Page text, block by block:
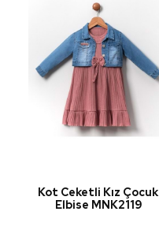
Kot Ceketli Kız Çocuk
Elbise MNK2119